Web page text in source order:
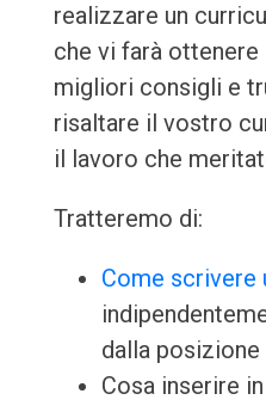
realizzare un
che vi farà
migliori consigli e
risaltare il vostro
il lavoro che
Tratteremo di:
Come scrivere
dalla posizione
Cosa inserire